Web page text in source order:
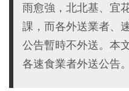
雨愈強，北北基、宜
課，而各外送業者、
公告暫時不外送。本
各速食業者外送公告。